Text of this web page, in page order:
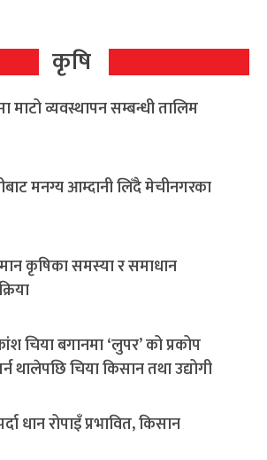
कृषि
माटो व्यवस्थापन सम्बन्धी तालिम
मनग्य आम्दानी लिँदै मेचीनगरका
चिया बगानमा ‘लुपर’ को प्रकोप
थालेपछि चिया किसान तथा उद्योगी
धान रोपाइँ प्रभावित, किसान